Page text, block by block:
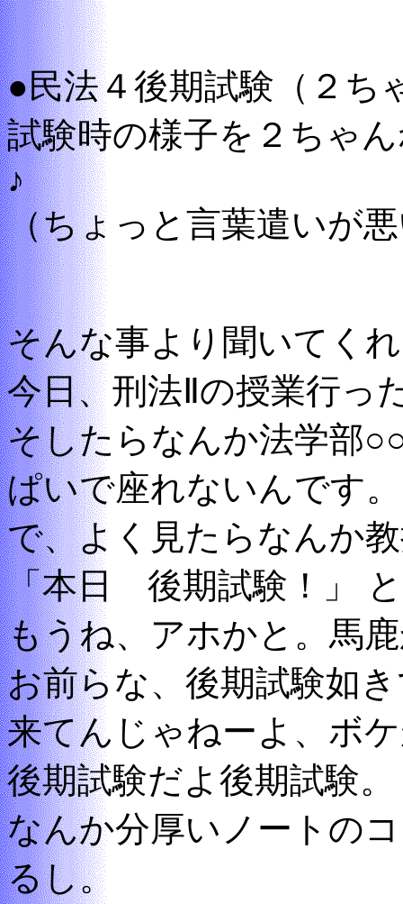
●民法４後期試験（２ち
試験時の様子を２ちゃ
♪
（ちょっと言葉遣いが
そんな事より聞いてく
今日、刑法Ⅱの授業行っ
そしたらなんか法学部
ぱいで座れないんです。
で、よく見たらなんか
「本日 後期試験！」
もうね、アホかと。馬
お前らな、後期試験如
来てんじゃねーよ、ボ
後期試験だよ後期試験。
なんか分厚いノートの
るし。